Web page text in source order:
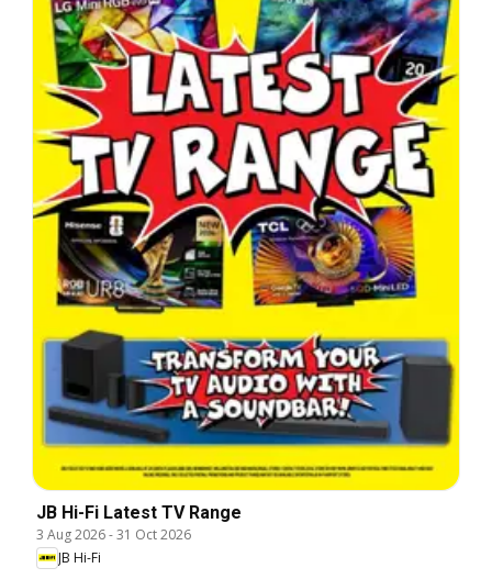
JB Hi-Fi Latest TV Range
3 Aug 2026-31 Oct 2026
JB Hi-Fi